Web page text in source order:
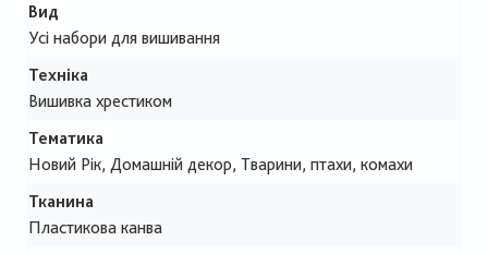
Вид
Усі набори для вишивання
Техніка
Вишивка хрестиком
Тематика
Новий Рік, Домашній декор, Тварини, птахи, комахи
Тканина
Пластикова канва